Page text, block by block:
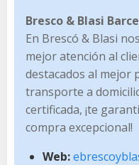
Bresco & Blasi
En Brescó & Blasi
mejor atención al
destacados al mejor
transporte a
certificada, ¡te
compra excepcional!
Web: